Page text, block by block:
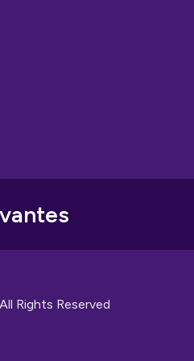
Rights Reserved